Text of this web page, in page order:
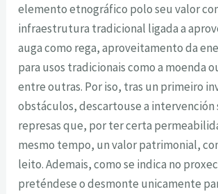
elemento etnográfico polo seu valor
infraestrutura tradicional ligada a
auga como rega, aproveitamento da
para usos tradicionais como a moenda
entre outras. Por iso, tras un primeiro
obstáculos, descartouse a intervención
represas que, por ter certa
mesmo tempo, un valor patrimonial,
leito. Ademais, como se indica no
preténdese o desmonte unicamente